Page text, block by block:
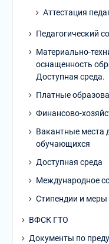
Аттестация
Педагогический
Материально-
оснащенность
Доступная среда.
Платные
Финансово-
Вакантные места
обучающихся
Доступная среда
Международное
Стипендии и
ВФСК ГТО
Документы по